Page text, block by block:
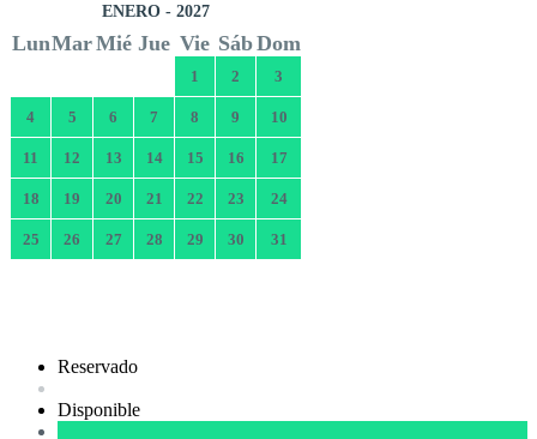
ENERO - 2027
LunMarMié Jue Vie SábDom
1 2 3
4 5 6 7 8 9 10
11 12 13 14 15 16 17
18 19 20 21 22 23 24
25 26 27 28 29 30 31
Reservado
Disponible